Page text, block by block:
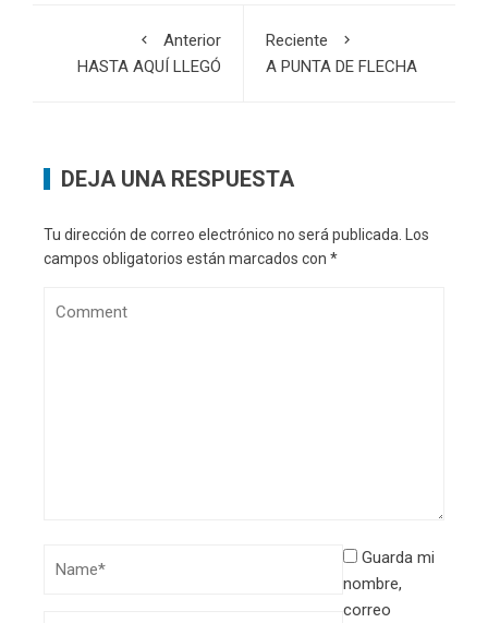
Anterior
HASTA AQUÍ LLEGÓ
Reciente
A PUNTA DE FLECHA
DEJA UNA RESPUESTA
Tu dirección de correo electrónico no será publicada.
Los
campos obligatorios están marcados con *
Guarda mi
nombre,
correo